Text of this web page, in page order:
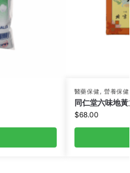
醫藥保健, 營養保
同仁堂六味地
$68.00